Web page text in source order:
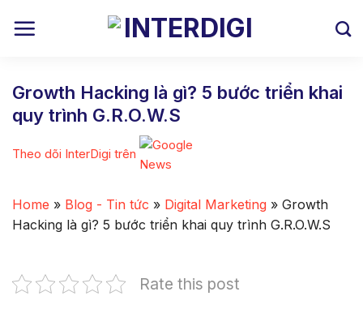
Growth Hacking là gì? 5 bước triển khai
quy trình G.R.O.W.S
Theo dõi InterDigi trên
Home » Blog - Tin tức » Digital Marketing » Growth
Hacking là gì? 5 bước triển khai quy trình G.R.O.W.S
Rate this post